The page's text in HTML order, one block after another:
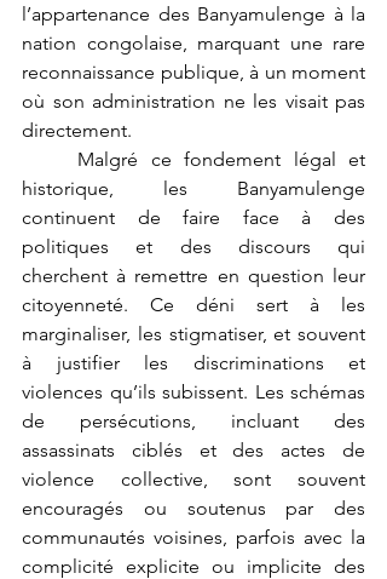
l’appartenance des Banyamulenge à la
nation congolaise, marquant une rare
reconnaissance publique, à un moment
où son administration ne les visait pas
directement.
historique, les Banyamulenge
continuent de faire face à des
politiques et des discours qui
cherchent à remettre en question leur
citoyenneté. Ce déni sert à les
marginaliser, les stigmatiser, et souvent
à justifier les discriminations et
violences qu’ils subissent. Les schémas
de persécutions, incluant des
assassinats ciblés et des actes de
violence collective, sont souvent
encouragés ou soutenus par des
communautés voisines, parfois avec la
complicité explicite ou implicite des